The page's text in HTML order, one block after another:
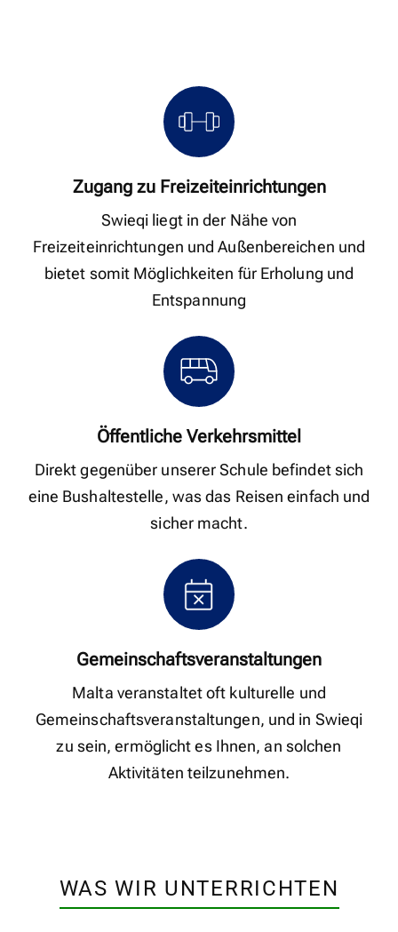
Zugang zu Freizeiteinrichtungen
Swieqi liegt in der Nähe von
Freizeiteinrichtungen und Außenbereichen und
bietet somit Möglichkeiten für Erholung und
Entspannung
Öffentliche Verkehrsmittel
Direkt gegenüber unserer Schule befindet sich
eine Bushaltestelle, was das Reisen einfach und
sicher macht.
Gemeinschaftsveranstaltungen
Malta veranstaltet oft kulturelle und
Gemeinschaftsveranstaltungen, und in Swieqi
zu sein, ermöglicht es Ihnen, an solchen
Aktivitäten teilzunehmen.
WAS WIR UNTERRICHTEN